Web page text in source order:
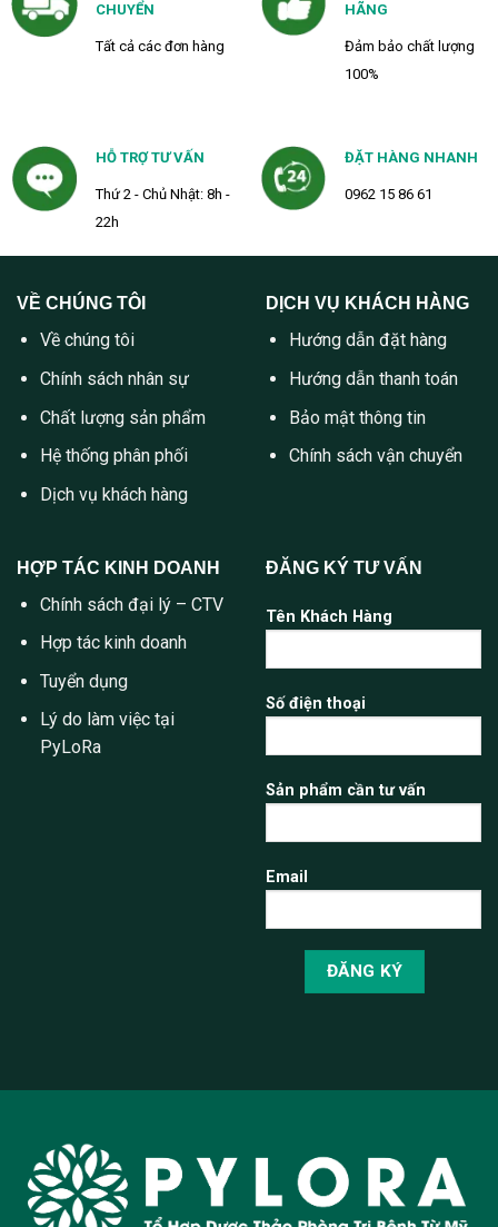
CHUYỂN
Tất cả các đơn hàng
HÃNG
Đảm bảo chất lượng
100%
HỖ TRỢ TƯ VẤN
Thứ 2 - Chủ Nhật: 8h -
22h
ĐẶT HÀNG NHANH
0962 15 86 61
VỀ CHÚNG TÔI
Về chúng tôi
Chính sách nhân sự
Chất lượng sản phẩm
Hệ thống phân phối
Dịch vụ khách hàng
DỊCH VỤ KHÁCH HÀNG
Hướng dẫn đặt hàng
Hướng dẫn thanh toán
Bảo mật thông tin
Chính sách vận chuyển
HỢP TÁC KINH DOANH
Chính sách đại lý – CTV
Hợp tác kinh doanh
Tuyển dụng
Lý do làm việc tại
PyLoRa
ĐĂNG KÝ TƯ VẤN
Tên Khách Hàng
Số điện thoại
Sản phẩm cần tư vấn
Email